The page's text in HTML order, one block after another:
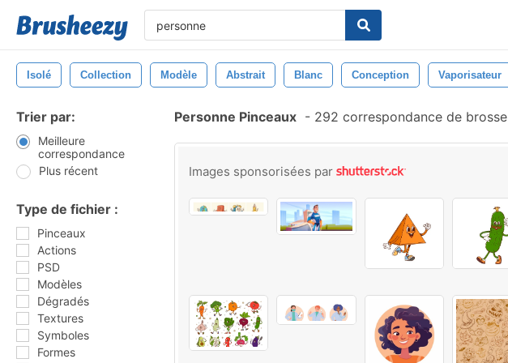
Isolé Collection Modèle Abstrait Blanc Conception Vaporisateur
Trier par:
Meilleure
correspondance
Plus récent
Type de fichier :
Pinceaux
Actions
PSD
Modèles
Dégradés
Textures
Symboles
Formes
Personne Pinceaux - 292 correspondance de brosse
Images sponsorisées par